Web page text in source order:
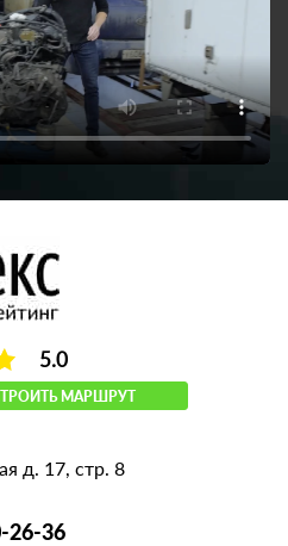
5.0
МАРШРУТ
д. 17, стр. 8
26-36